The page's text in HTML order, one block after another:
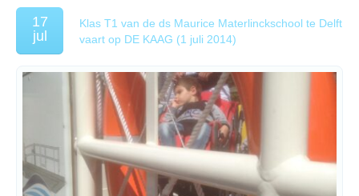
17
jul
Klas T1 van de ds Maurice Materlinckschool te Delft
vaart op DE KAAG (1 juli 2014)